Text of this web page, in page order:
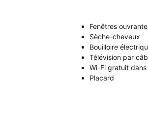
Fenêtres
Sèche-cheveux
Bouilloire
Télévision par
Wi-Fi gratuit
Placard